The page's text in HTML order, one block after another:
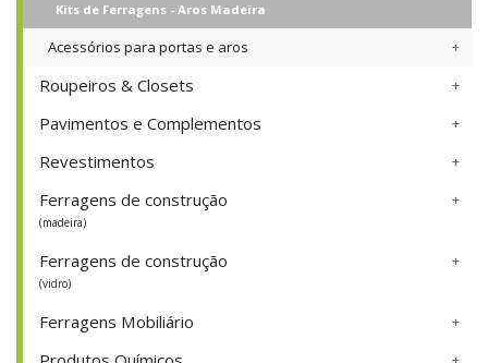
Kits de Ferragens - Aros Madeira
Acessórios para portas e aros
Roupeiros & Closets
Pavimentos e Complementos
Revestimentos
Ferragens de construção
(madeira)
Ferragens de construção
(vidro)
Ferragens Mobiliário